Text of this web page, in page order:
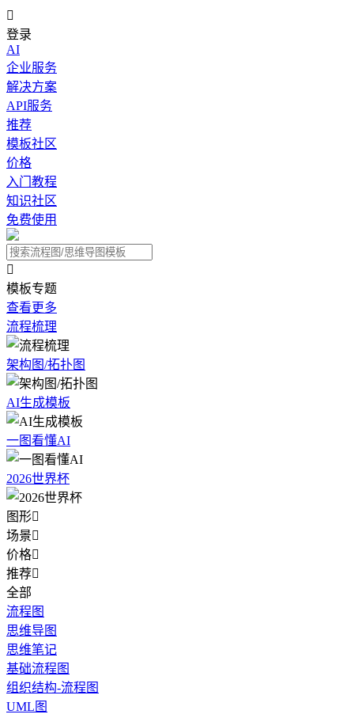

登录
AI
企业服务
解决方案
API服务
推荐
模板社区
价格
入门教程
知识社区
免费使用

模板专题
查看更多
流程梳理
架构图/拓扑图
AI生成模板
一图看懂AI
2026世界杯
图形
场景
价格
推荐
全部
流程图
思维导图
思维笔记
基础流程图
组织结构-流程图
UML图